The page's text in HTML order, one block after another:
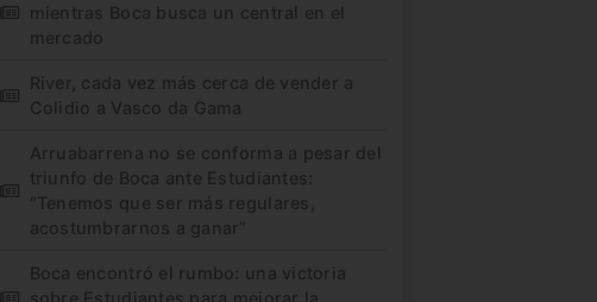
mientras Boca busca un central en el
mercado
River, cada vez más cerca de vender a
Colidio a Vasco da Gama
Arruabarrena no se conforma a pesar del
triunfo de Boca ante Estudiantes:
“Tenemos que ser más regulares,
acostumbrarnos a ganar”
Boca encontró el rumbo: una victoria